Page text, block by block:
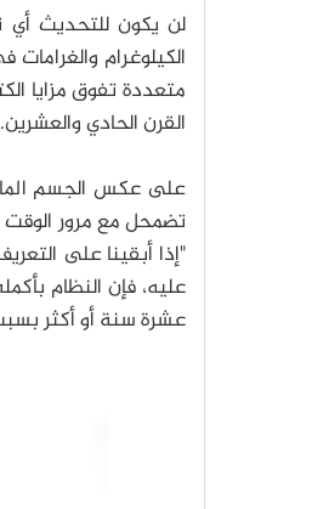
لن يكون للتحديث أي
الكيلوغرام
متعددة تفوق مزايا
القرن الحادي والعشرين.
على عكس الجسم
تضمحل مع مرور
"إذا أبقينا على
عليه، فإن النظام
عشرة سنة أو أكثر